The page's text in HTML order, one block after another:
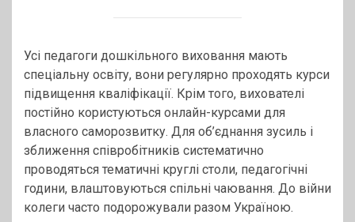
Усі педагоги дошкільного виховання мають
спеціальну освіту, вони регулярно проходять курси
підвищення кваліфікації. Крім того, вихователі
постійно користуються онлайн-курсами для
власного саморозвитку. Для об’єднання зусиль і
зближення співробітників систематично
проводяться тематичні круглі столи, педагогічні
години, влаштовуються спільні чаювання. До війни
колеги часто подорожували разом Україною.